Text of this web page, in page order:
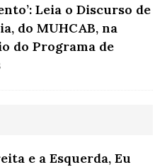
Leia o Discurso de
do MUHCAB, na
do Programa de
e a Esquerda, Eu